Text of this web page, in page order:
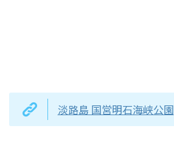
淡路島 国営明石海峡公園